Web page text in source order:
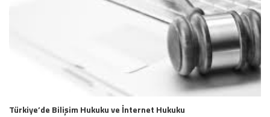
Türkiye’de Bilişim Hukuku ve İnternet Hukuku